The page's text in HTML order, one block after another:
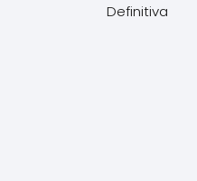
Definitiva